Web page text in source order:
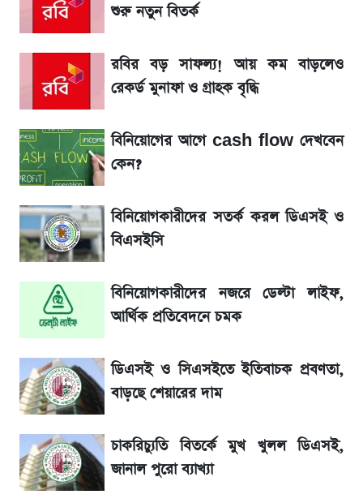
তাপমাত্রা নিয়ে নতুন পূর্বাভাস দিল আবহাওয়া অফিস
১৮০ দিনের মূল্যায়ন শেষে মন্ত্রিসভায় পরিবর্তন
রবির বড় সাফল্য! আয় কম বাড়লেও রেকর্ড মুনাফা ও
গ্রাহক বৃদ্ধি
পুরোনোটি ২৪ বছর ধরে নিষ্ক্রিয়
টিভিতে আজকের খেলা (৭ আগস্ট)
SSC Result 2026: যে ৩ উপায়ে জানা যাবে
ফল
সৌদিতে বাংলাদেশিদের আকামা নবায়নে বদলে গেল
নিয়ম
দেশি ৫ মাছে মিলল মাইক্রোপ্লাস্টিক!
শুরু নতুন বিতর্ক
রবির বড় সাফল্য! আয় কম বাড়লেও
রেকর্ড মুনাফা ও গ্রাহক বৃদ্ধি
বিনিয়োগের আগে cash flow দেখবেন
কেন?
বিনিয়োগকারীদের সতর্ক করল ডিএসই ও
বিএসইসি
বিনিয়োগকারীদের নজরে ডেল্টা লাইফ,
আর্থিক প্রতিবেদনে চমক
ডিএসই ও সিএসইতে ইতিবাচক প্রবণতা,
বাড়ছে শেয়ারের দাম
চাকরিচ্যুতি বিতর্কে মুখ খুলল ডিএসই,
জানাল পুরো ব্যাখ্যা